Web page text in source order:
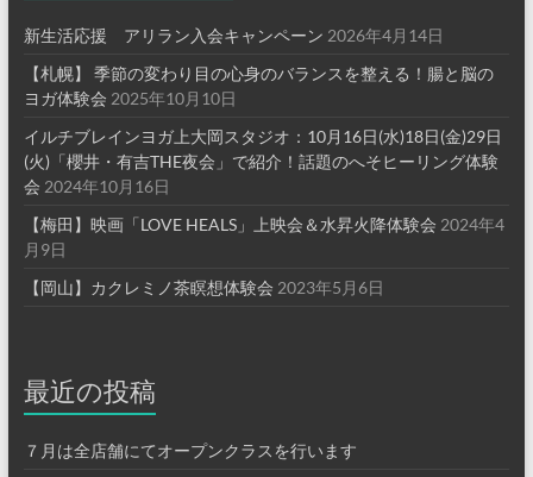
新生活応援 アリラン入会キャンペーン 2026年4月14日
【札幌】 季節の変わり目の心身のバランスを整える！腸と脳の
ヨガ体験会 2025年10月10日
イルチブレインヨガ上大岡スタジオ：10月16日(水)18日(金)29日
(火)「櫻井・有吉THE夜会」で紹介！話題のへそヒーリング体験
会 2024年10月16日
【梅田】映画「LOVE HEALS」上映会＆水昇火降体験会 2024年4
月9日
【岡山】カクレミノ茶瞑想体験会 2023年5月6日
最近の投稿
７月は全店舗にてオープンクラスを行います